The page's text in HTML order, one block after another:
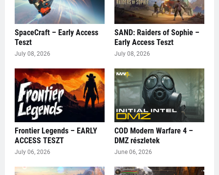
SpaceCraft – Early Access
Teszt
July 08, 2026
SAND: Raiders of Sophie –
Early Access Teszt
July 08, 2026
Frontier Legends – EARLY
ACCESS TESZT
July 06, 2026
COD Modern Warfare 4 –
DMZ részletek
June 06, 2026